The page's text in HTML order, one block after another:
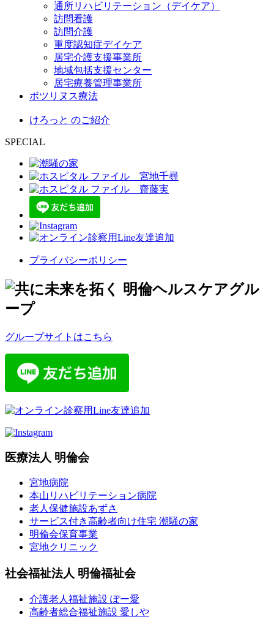
通所リハビリテーション（デイケア）
訪問看護
訪問介護
重度認知症デイケア
居宅介護支援事業所
地域包括支援センター
居宅療養管理事業所
ボツリヌス療法
けろっと のご紹介
SPECIAL
プライバシーポリシー
グループサイトはこちら
医療法人 明倫会
宮地病院
本山リハビリテーション病院
老人保健施設あずさ
サービス付き高齢者向け住宅 潮騒の家
明倫会保育事業
宮地クリニック
社会福祉法人 明倫福祉会
介護老人福祉施設 ぽー愛
高齢者総合福祉施設 愛しや